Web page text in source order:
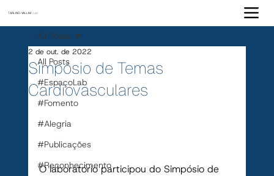
TARLING-VALLIM Lab
All Posts
#EspaçoLab
#Fomento
#Alegria
#Publicações
#Reconhecimento
All Posts
Simpósio de Temas
Cardiovasculares
2 de out. de 2022
O laboratório participou do Simpósio de